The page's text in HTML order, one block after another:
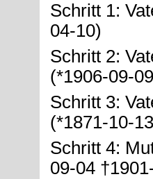
Schritt 1:
04-10)
Schritt 2:
(*1906-09-
Schritt 3:
(*1871-10-
Schritt 4:
09-04